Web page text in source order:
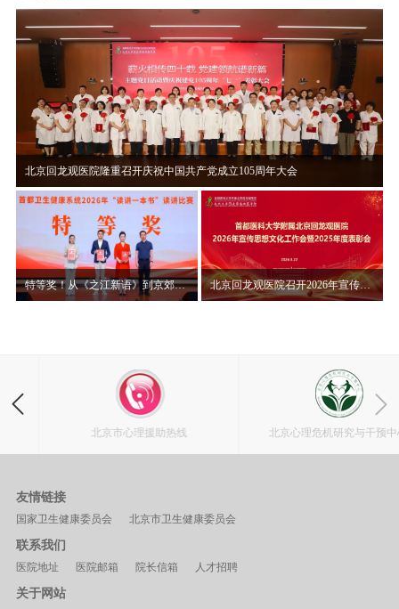
北京回龙观医院隆重召开庆祝中国共产党成立105周年大会
特等奖！从《之江新语》到京郊山村，赵晨讲述“读讲一本书”背后的初心使命 北京回龙观医院召开2026年宣传思想文化工作会暨2025年度表彰大会
北京市心理援助热线 北京心理危机研究与干预中心
友情链接
国家卫生健康委员会 北京市卫生健康委员会
联系我们
医院地址 医院邮箱 院长信箱 人才招聘
关于网站